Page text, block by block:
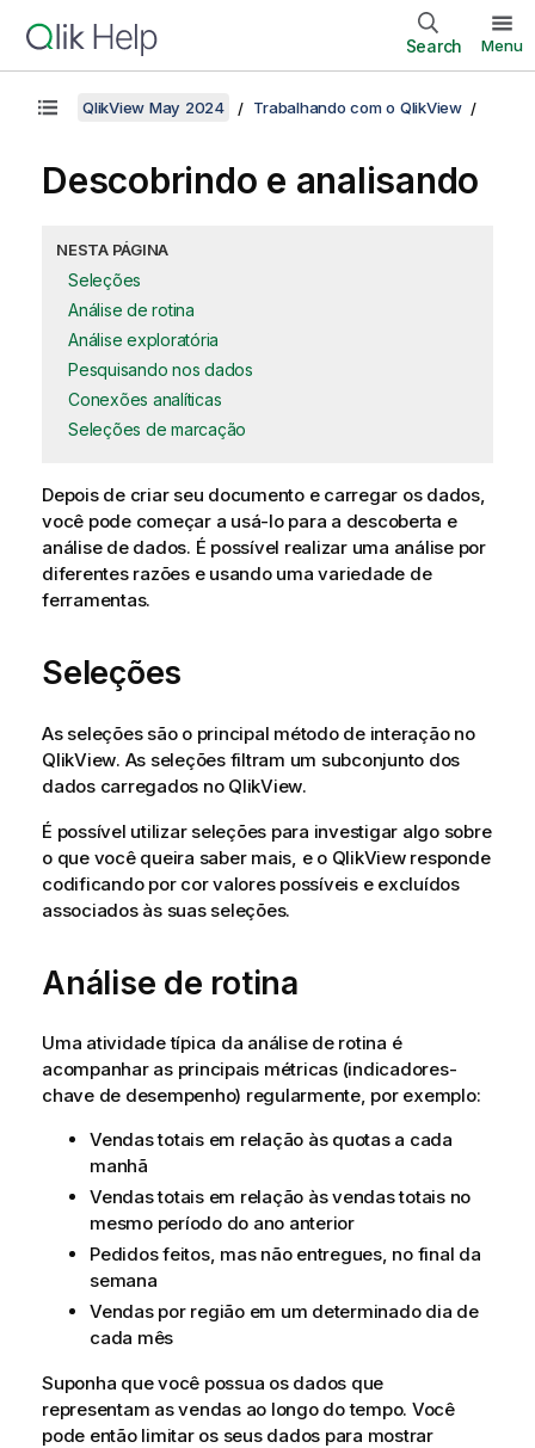
Search Menu
QlikView May 2024 Trabalhando com o QlikView
Descobrindo e analisando
NESTA PÁGINA
Seleções
Análise de rotina
Análise exploratória
Pesquisando nos dados
Conexões analíticas
Seleções de marcação
Depois de criar seu documento e carregar os dados,
você pode começar a usá-lo para a descoberta e
análise de dados. É possível realizar uma análise por
diferentes razões e usando uma variedade de
ferramentas.
Seleções
As seleções são o principal método de interação no
QlikView. As seleções filtram um subconjunto dos
dados carregados no QlikView.
É possível utilizar seleções para investigar algo sobre
o que você queira saber mais, e o QlikViewresponde
codificando por cor valores possíveis e excluídos
associados às suas seleções.
Análise de rotina
Uma atividade típica da análise de rotina é
acompanhar as principais métricas (indicadores-
chave de desempenho) regularmente, por exemplo:
Vendas totais em relação às quotas a cada
manhã
Vendas totais em relação às vendas totais no
mesmo período do ano anterior
Pedidos feitos, mas não entregues, no final da
semana
Vendas por região em um determinado dia de
cada mês
Suponha que você possua os dados que
representam as vendas ao longo do tempo. Você
pode então limitar os seus dados para mostrar